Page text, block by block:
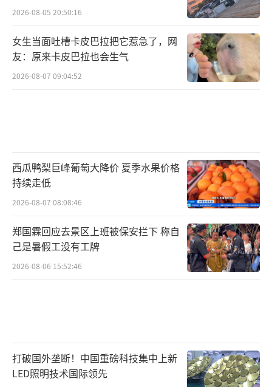
2026-08-05 20:50:16
女生当面吐槽卡皮巴拉把它惹急了，网
友：原来卡皮巴拉也会生气
2026-08-07 09:04:52
西瓜鸭梨巨峰葡萄大降价 夏季水果价格
持续走低
2026-08-07 08:08:46
郑国霖回应去景区上班被保安拦下 称自
己是暑假工没有工牌
2026-08-06 15:52:46
打破国外垄断！中国重磅科技集中上新
LED照明技术国际领先